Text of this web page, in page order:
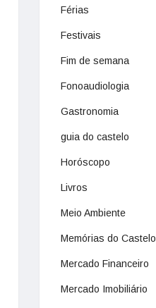
Férias
Festivais
Fim de semana
Fonoaudiologia
Gastronomia
guia do castelo
Horóscopo
Livros
Meio Ambiente
Memórias do Castelo
Mercado Financeiro
Mercado Imobiliário